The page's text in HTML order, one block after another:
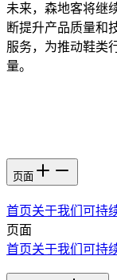
未来，森地客将继
断提升产品质量和
服务，为推动鞋类
量。
页面
首页关于我们 可持
页面
首页关于我们 可持